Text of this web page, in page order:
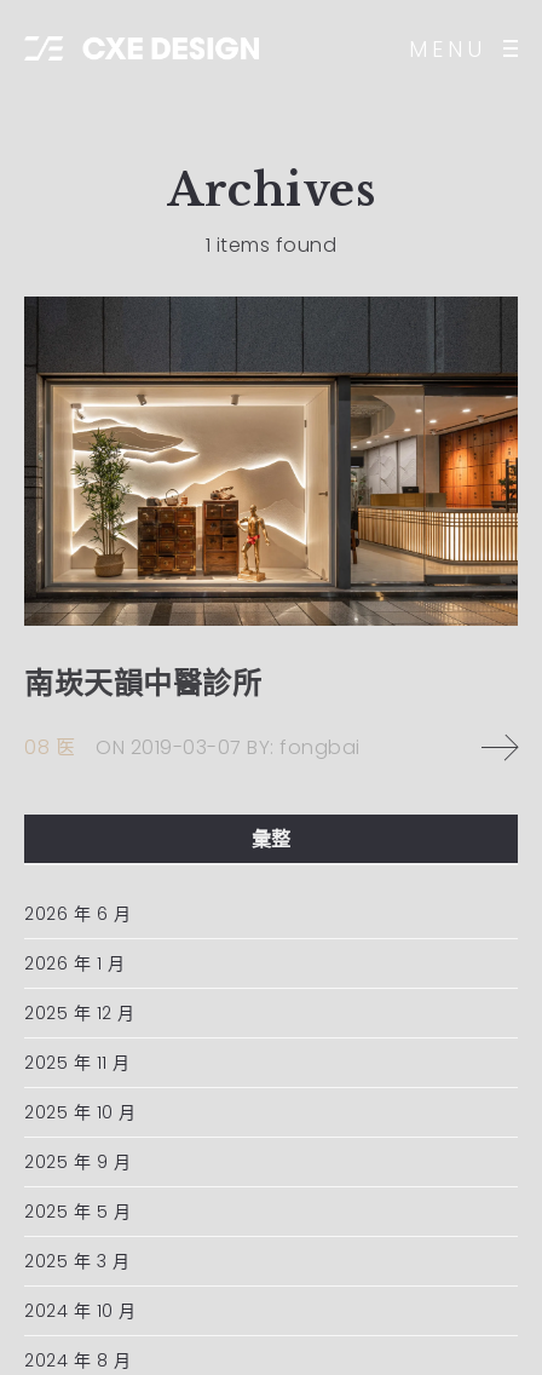
MENU
Archives
1 items found
南崁天韻中醫診所
08 医 ON 2019-03-07 BY: fongbai
彙整
2026 年 6 月
2026 年 1 月
2025 年 12 月
2025 年 11 月
2025 年 10 月
2025 年 9 月
2025 年 5 月
2025 年 3 月
2024 年 10 月
2024 年 8 月